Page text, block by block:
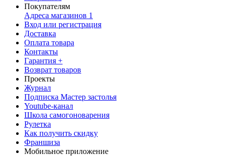
Покупателям
Адреса магазинов 1
Вход или регистрация
Доставка
Оплата товара
Контакты
Гарантия +
Возврат товаров
Проекты
Журнал
Подписка Мастер застолья
Youtube-канал
Школа самогоноварения
Рулетка
Как получить скидку
Франшиза
Мобильное приложение